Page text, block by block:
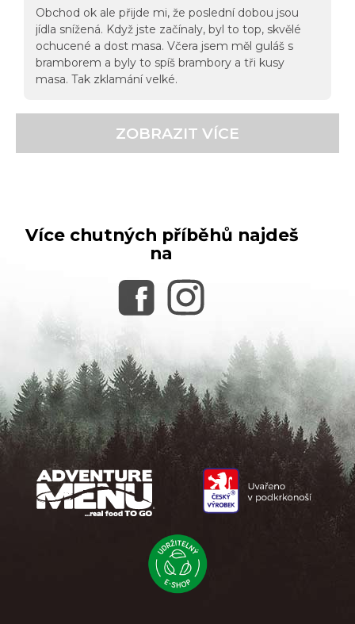
Obchod ok ale přijde mi, že poslední dobou jsou
jídla snížená. Když jste začínaly, byl to top, skvělé
ochucené a dost masa. Včera jsem měl guláš s
bramborem a byly to spíš brambory a tři kusy
masa. Tak zklamání velké.
ZOBRAZIT VÍCE
Z
á
Více chutných příběhů najdeš
na